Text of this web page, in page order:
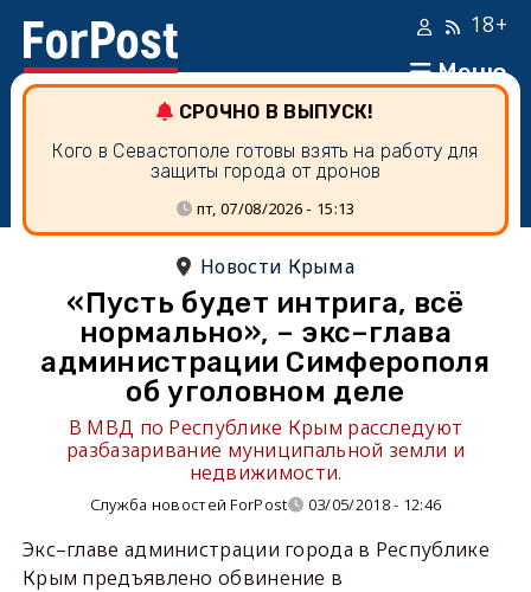
Меню
18+
СРОЧНО В ВЫПУСК!
Кого в Севастополе готовы взять на работу для
защиты города от дронов
пт, 07/08/2026 - 15:13
Новости Крыма
«Пусть будет интрига, всё
нормально», – экс–глава
администрации Симферополя
об уголовном деле
В МВД по Республике Крым расследуют
разбазаривание муниципальной земли и
недвижимости.
Служба новостей ForPost 03/05/2018 - 12:46
Экс–главе администрации города в Республике
Крым предъявлено обвинение в